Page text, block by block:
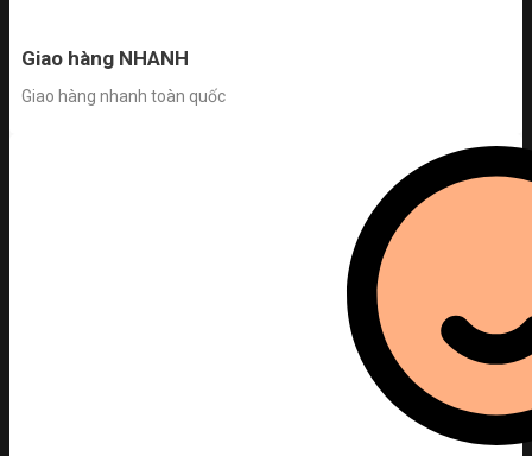
Giao hàng NHANH
Giao hàng nhanh toàn quốc